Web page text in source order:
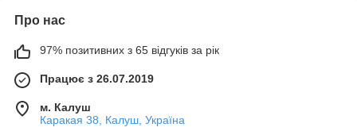
Про нас
97% позитивних з 65 відгуків за рік
Працює з 26.07.2019
м. Калуш
Каракая 38, Калуш, Україна